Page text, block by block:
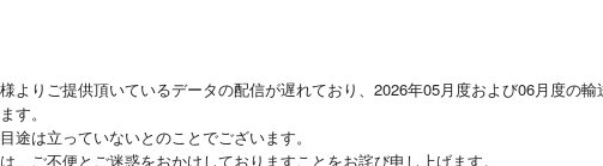
よりご提供頂いているデータの配信が遅れており、2026年05月度および06月度の
す。
途は立っていないとのことでございます。
、ご不便とご迷惑をおかけしておりますことをお詫び申し上げます。